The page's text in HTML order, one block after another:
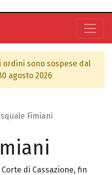
ordini sono sospese dal
agosto 2026
Fimiani
di Cassazione, fin